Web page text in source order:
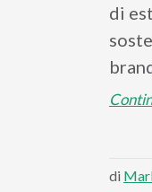
di
di